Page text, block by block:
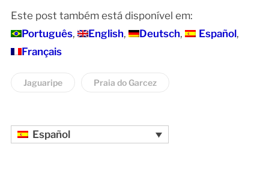
Este post também está disponível em:
Português
English Deutsch
Español
Français
Jaguaripe Praia do Garcez
Español